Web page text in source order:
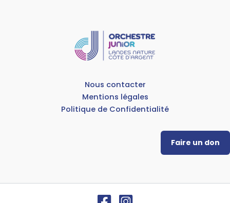
Nous contacter
Mentions légales
Politique de Confidentialité
Faire un don